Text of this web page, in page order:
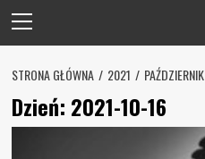
Menu
STRONA GŁÓWNA 2021 PAŹDZIERNIK
Dzień: 2021-10-16